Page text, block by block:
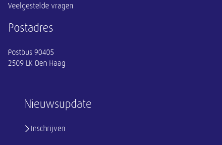
Nieuwsupdate
Inschrijven
Veelgestelde vragen
Postadres
Postbus 90405
2509 LK Den Haag